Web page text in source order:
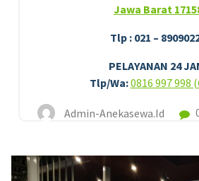
Jawa Barat
Tlp : 021 –
PELAYANAN 24
Tlp/Wa:0816 997 998
Admin-Anekasewa.id